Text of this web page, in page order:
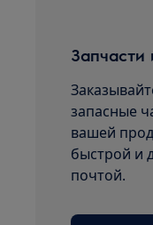
Запчасти
запасные
вашей
быстрой и
почтой.